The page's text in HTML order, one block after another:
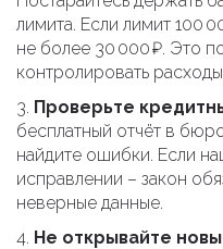
лимита. Если лимит 100
не более 30 000 ₽. Это
контролировать
3. Проверьте
бесплатный отчёт в
найдите ошибки. Если
исправлении – закон
неверные данные.
4. Не открывайте